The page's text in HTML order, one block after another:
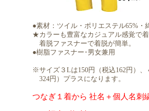
●素材：ツイル・ポリエステル65%・
★カラーも豊富なカジュアル感覚で着
着脱ファスナーで着脱が簡単。
●樹脂ファスナー･男女兼用
※サイズ３Lは150円（税込162円）、
324円）プラスになります。
つなぎ１着から 社名＋個人名刺